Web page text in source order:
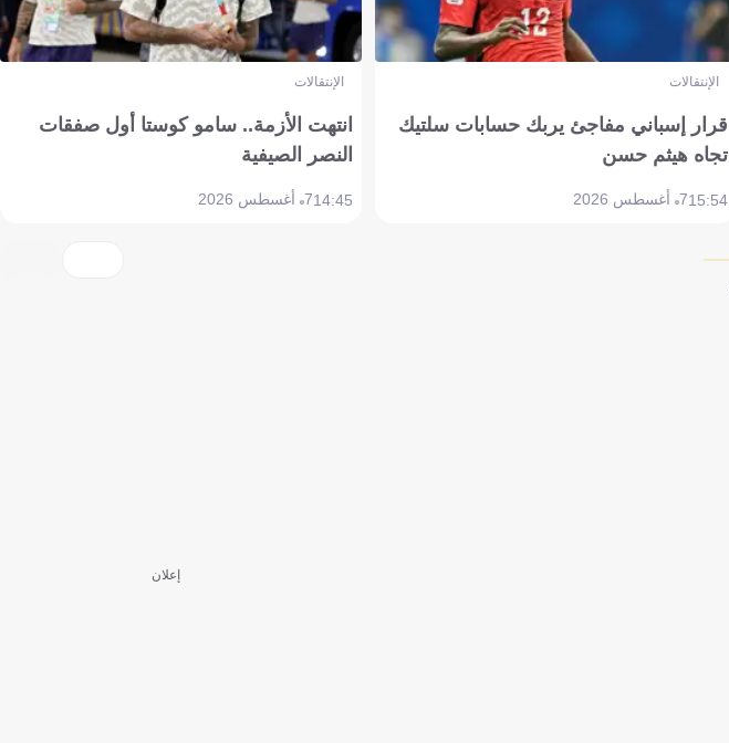
الإنتقالات
قرار إسباني مفاجئ يربك حسابات سلتيك
تجاه هيثم حسن
15:547 أغسطس 2026
الإنتقالات
انتهت الأزمة.. سامو كوستا أول صفقات
النصر الصيفية
14:457 أغسطس 2026
إعلان